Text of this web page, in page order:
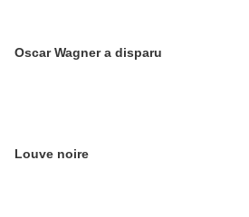
Oscar Wagner a disparu
Louve noire